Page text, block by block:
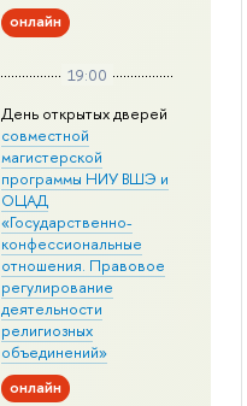
онлайн
19:00
День открытых дверей
совместной
магистерской
программы НИУ ВШЭ и
ОЦАД
«Государственно-
конфессиональные
отношения. Правовое
регулирование
деятельности
религиозных
объединений»
онлайн